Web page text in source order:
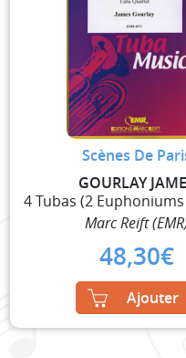
Scènes De
GOURLAY
Marc Reift
48,30€
Ajouter